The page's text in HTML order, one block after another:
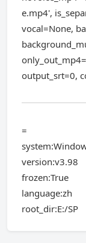
e.mp4',
vocal=None,
output_srt=0,
=
version:v3.98
frozen:True
language:zh
root_dir:E:/SP